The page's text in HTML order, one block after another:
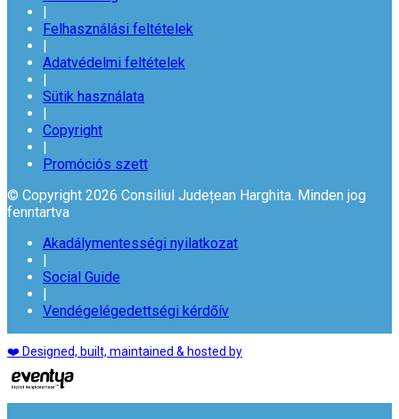
|
Felhasználási feltételek
|
Adatvédelmi feltételek
|
Sütik használata
|
Copyright
|
Promóciós szett
© Copyright 2026 Consiliul Județean Harghita. Minden jog
fenntartva
Akadálymentességi nyilatkozat
|
Social Guide
|
Vendégelégedettségi kérdőív
❤️ Designed, built, maintained & hosted by